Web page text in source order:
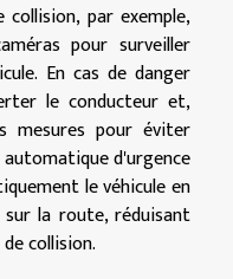
par exemple,
pour surveiller
En cas de danger
le conducteur et,
mesures pour éviter
d'urgence
le véhicule en
la route, réduisant
collision.